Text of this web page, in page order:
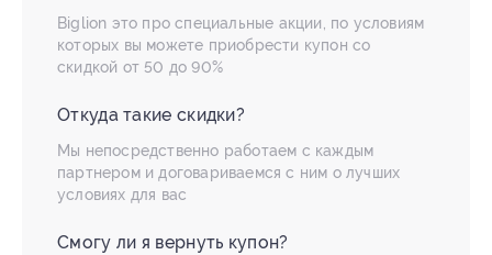
Biglion это про специальные акции, по условиям
которых вы можете приобрести купон со
скидкой от 50 до 90%
Откуда такие скидки?
Мы непосредственно работаем с каждым
партнером и договариваемся с ним о лучших
условиях для вас
Смогу ли я вернуть купон?